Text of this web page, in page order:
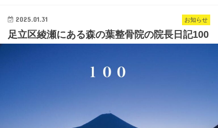
お知らせ
2025.01.31
足立区綾瀬にある森の葉整骨院の院長日記100